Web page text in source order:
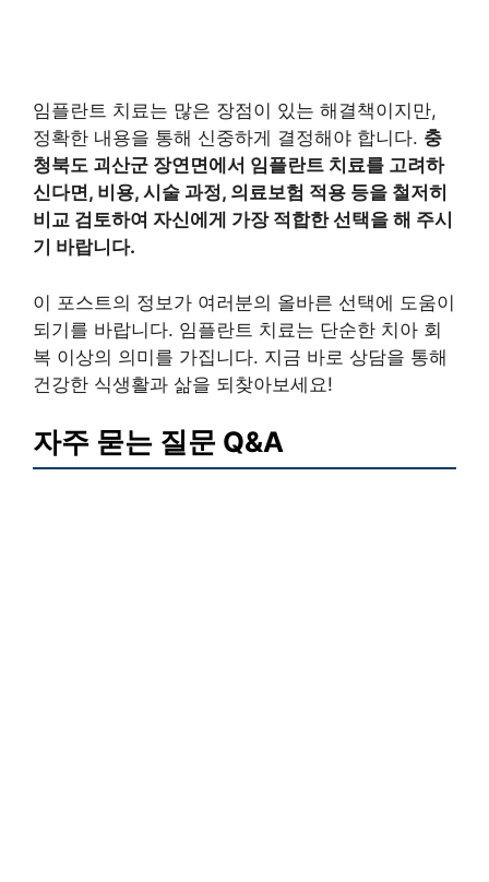
임플란트 치료는 많은 장점이 있는 해결책이지만,
정확한 내용을 통해 신중하게 결정해야 합니다. 충
청북도 괴산군 장연면에서 임플란트 치료를 고려하
신다면, 비용, 시술 과정, 의료보험 적용 등을 철저히
비교 검토하여 자신에게 가장 적합한 선택을 해 주시
기 바랍니다.
이 포스트의 정보가 여러분의 올바른 선택에 도움이
되기를 바랍니다. 임플란트 치료는 단순한 치아 회
복 이상의 의미를 가집니다. 지금 바로 상담을 통해
건강한 식생활과 삶을 되찾아보세요!
자주 묻는 질문 Q&A